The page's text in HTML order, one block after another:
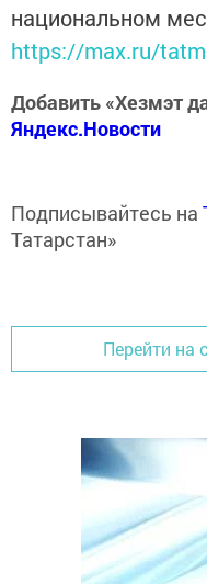
национальном
https://max.ru/
Добавить «Хезмэт
Яндекс.Новости
Подписывайтесь на
Татарстан»
Перейти на